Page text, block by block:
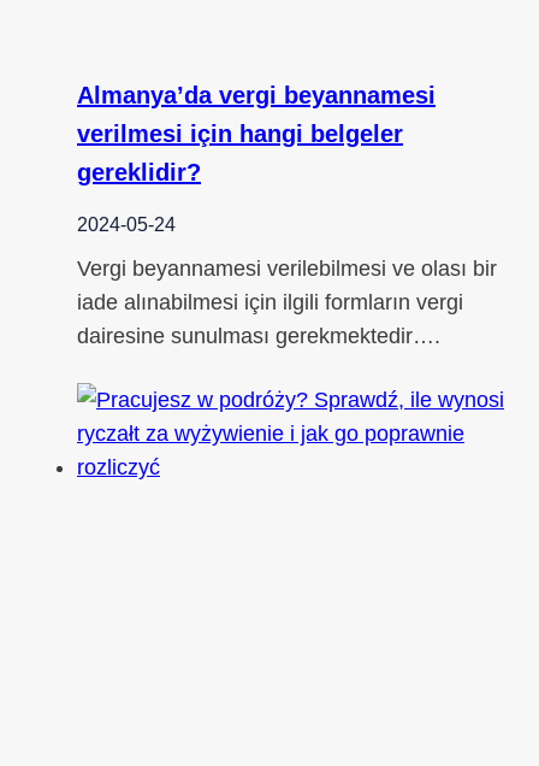
Almanya’da vergi beyannamesi
verilmesi için hangi belgeler
gereklidir?
2024-05-24
Vergi beyannamesi verilebilmesi ve olası bir
iade alınabilmesi için ilgili formların vergi
dairesine sunulması gerekmektedir….